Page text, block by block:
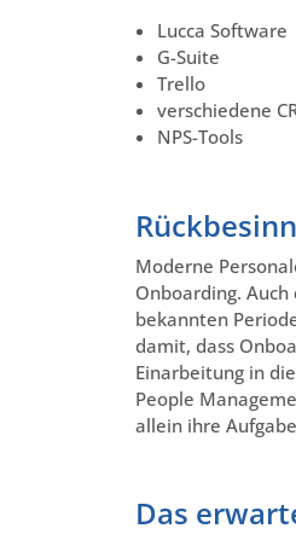
Lucca Software
G-Suite
Trello
verschiedene
NPS-Tools
Moderne
Onboarding.
bekannten
damit, dass
Einarbeitung in
People
allein ihre
Das